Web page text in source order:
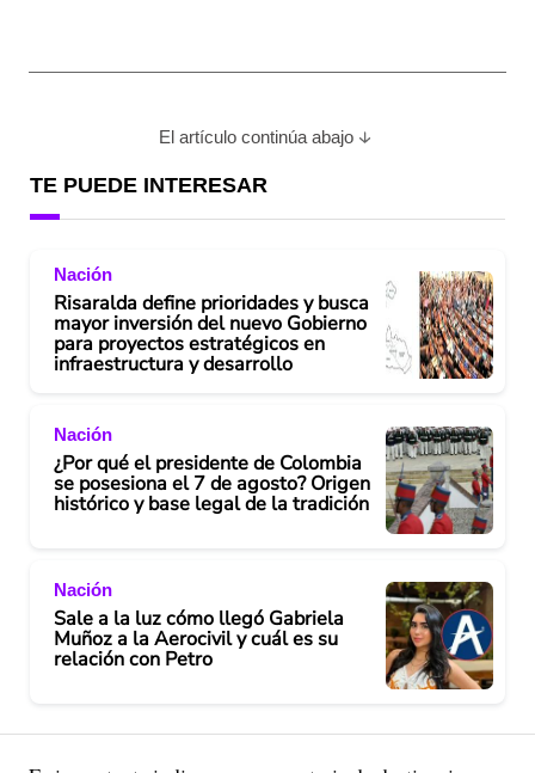
El artículo continúa abajo
TE PUEDE INTERESAR
Nación
Risaralda define prioridades y busca
mayor inversión del nuevo Gobierno
para proyectos estratégicos en
infraestructura y desarrollo
Nación
¿Por qué el presidente de Colombia
se posesiona el 7 de agosto? Origen
histórico y base legal de la tradición
Nación
Sale a la luz cómo llegó Gabriela
Muñoz a la Aerocivil y cuál es su
relación con Petro